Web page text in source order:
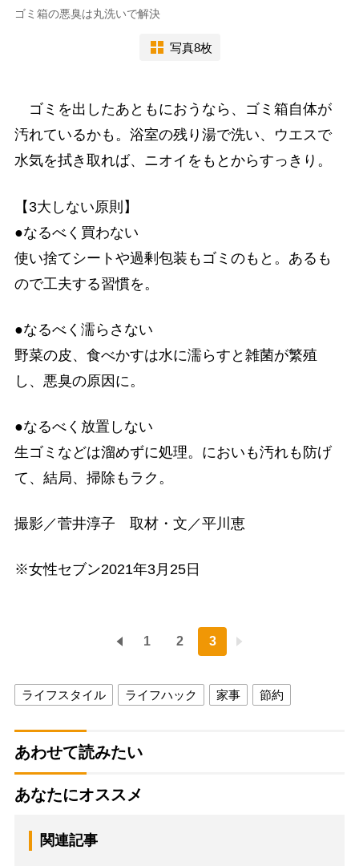
ゴミ箱の悪臭は丸洗いで解決
写真8枚
ゴミを出したあともにおうなら、ゴミ箱自体が
汚れているかも。浴室の残り湯で洗い、ウエスで
水気を拭き取れば、ニオイをもとからすっきり。
【3大しない原則】
●なるべく買わない
使い捨てシートや過剰包装もゴミのもと。あるも
ので工夫する習慣を。
●なるべく濡らさない
野菜の皮、食べかすは水に濡らすと雑菌が繁殖
し、悪臭の原因に。
●なるべく放置しない
生ゴミなどは溜めずに処理。においも汚れも防げ
て、結局、掃除もラク。
撮影／菅井淳子 取材・文／平川恵
※女性セブン2021年3月25日
1 2 3
ライフスタイル ライフハック 家事 節約
あわせて読みたい
あなたにオススメ
関連記事